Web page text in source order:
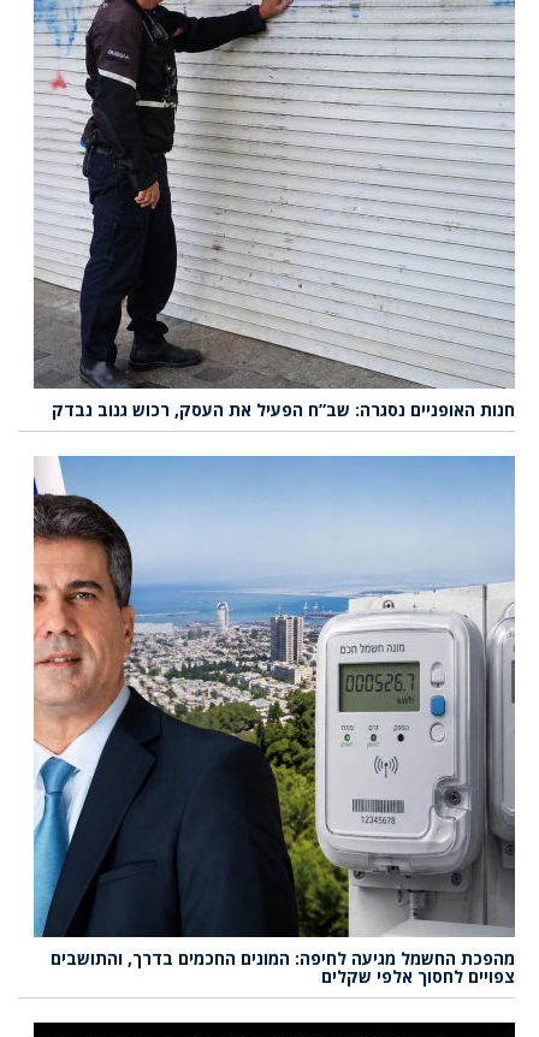
חנות האופניים נסגרה: שב”ח הפעיל את העסק, רכוש גנוב נבדק
מהפכת החשמל מגיעה לחיפה: המונים החכמים בדרך, והתושבים
צפויים לחסוך אלפי שקלים